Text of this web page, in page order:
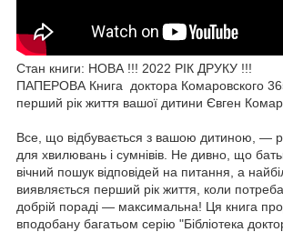
Стан книги: НОВА !!! 2022 РІК ДРУКУ !!!
ПАПЕРОВА Книга доктора Комаровского
перший рік життя вашої дитини Євген
Все, що відбувається з вашою дитиною, —
для хвилювань і сумнівів. Не дивно, що
вічний пошук відповідей на питання, а
виявляється перший рік життя, коли
добрій пораді — максимальна! Ця книга
вподобану багатьом серію "Бібліотека